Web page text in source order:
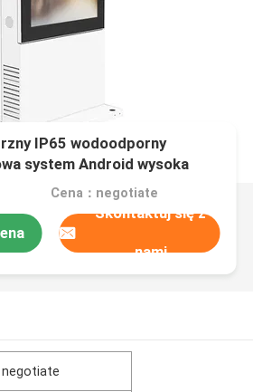
IP65 wodoodporny
system Android wysoka
Cena：negotiate
Skontaktuj się z
nami
negotiate